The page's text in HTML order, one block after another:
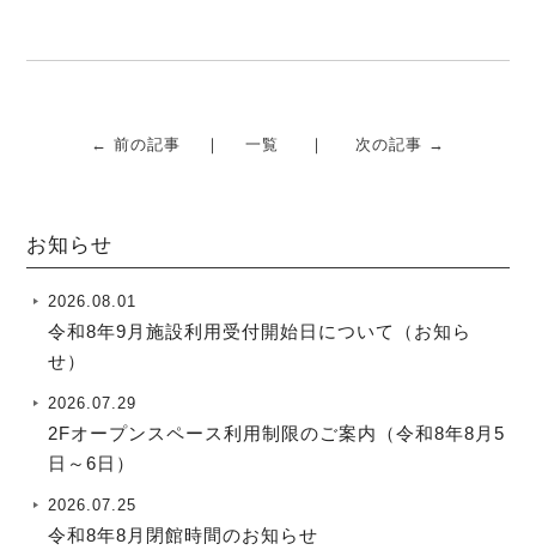
← 前の記事 一覧 次の記事 →
お知らせ
2026.08.01
令和8年9月施設利用受付開始日について（お知ら
せ）
2026.07.29
2Fオープンスペース利用制限のご案内（令和8年8月5
日～6日）
2026.07.25
令和8年8月閉館時間のお知らせ